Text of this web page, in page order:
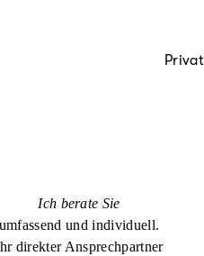
Ich berate Sie
umfassend und individuell.
direkter Ansprechpartner